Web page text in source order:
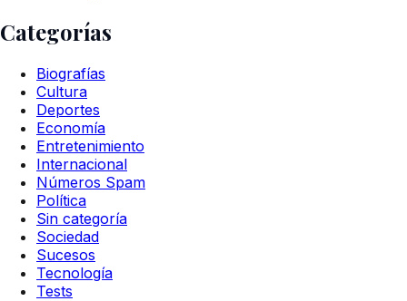
Categorías
Biografías
Cultura
Deportes
Economía
Entretenimiento
Internacional
Números Spam
Política
Sin categoría
Sociedad
Sucesos
Tecnología
Tests